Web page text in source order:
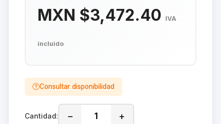
MXN $3,472.40 IVA
incluido
Consultar disponibilidad
Cantidad: − +